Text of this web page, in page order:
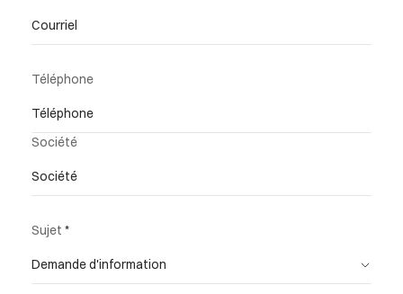
Téléphone
Société
Sujet